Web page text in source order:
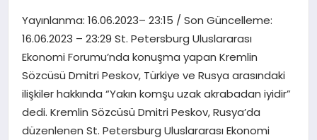
MAGAZIN
SAĞLIK
SPOR
Yayınlanma: 16.06.2023– 23:15 / Son Güncelleme:
16.06.2023 – 23:29 St. Petersburg Uluslararası
Ekonomi Forumu’nda konuşma yapan Kremlin
Sözcüsü Dmitri Peskov, Türkiye ve Rusya arasındaki
ilişkiler hakkında “Yakın komşu uzak akrabadan iyidir”
dedi. Kremlin Sözcüsü Dmitri Peskov, Rusya’da
düzenlenen St. Petersburg Uluslararası Ekonomi